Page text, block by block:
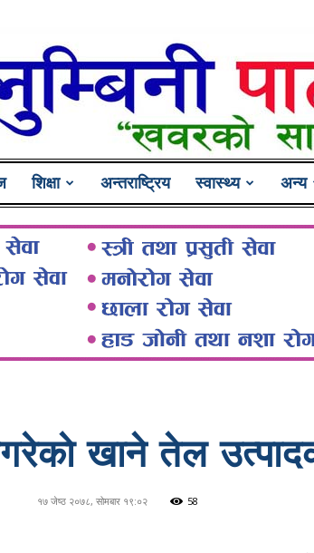
Lumbini
Pati
शिक्षा अन्तराष्ट्रिय स्वास्थ्य अन्य
खाने तेल
१७ जेष्ठ २०७८, सोमबार १९:०२ 58